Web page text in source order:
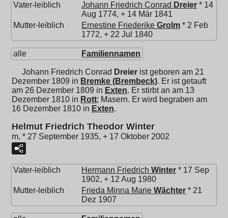
Vater-leiblich Johann Friedrich Conrad Dreier * 14
Aug 1774, + 14 Mär 1841
Mutter-leiblich
Ernestine Friederike Grolm * 2 Feb
1772, + 22 Jul 1840
alle Familiennamen
Johann Friedrich Conrad Dreier ist geboren am 21
Dezember 1809 in Bremke (Brembeck). Er ist getauft
am 26 Dezember 1809 in Exten. Er stirbt an am 13
Dezember 1810 in Rott; Masern. Er wird begraben am
16 Dezember 1810 in Exten.
Helmut Friedrich Theodor Winter
m, * 27 September 1935, + 17 Oktober 2002
Vater-leiblich Hermann Friedrich Winter * 17 Sep
1902, + 12 Aug 1980
Mutter-leiblich
Frieda Minna Marie Wächter * 21
Dez 1907